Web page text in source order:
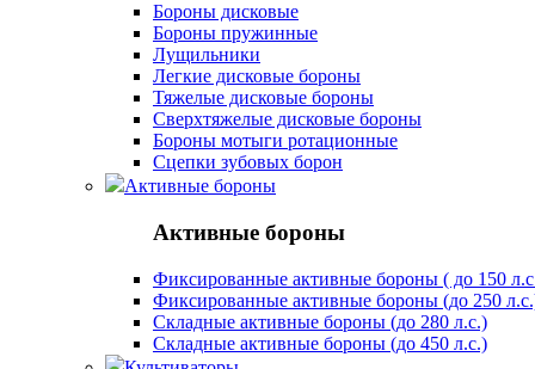
Бороны дисковые
Бороны пружинные
Лущильники
Легкие дисковые бороны
Тяжелые дисковые бороны
Сверхтяжелые дисковые бороны
Бороны мотыги ротационные
Сцепки зубовых борон
Активные бороны
Активные бороны
Фиксированные активные бороны ( до 150
Фиксированные активные бороны (до 250
Складные активные бороны (до 280 л.с.)
Складные активные бороны (до 450 л.с.)